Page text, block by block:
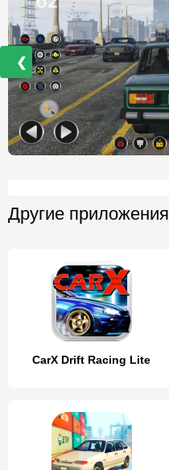
❮
Другие приложения
CarX Drift Racing Lite